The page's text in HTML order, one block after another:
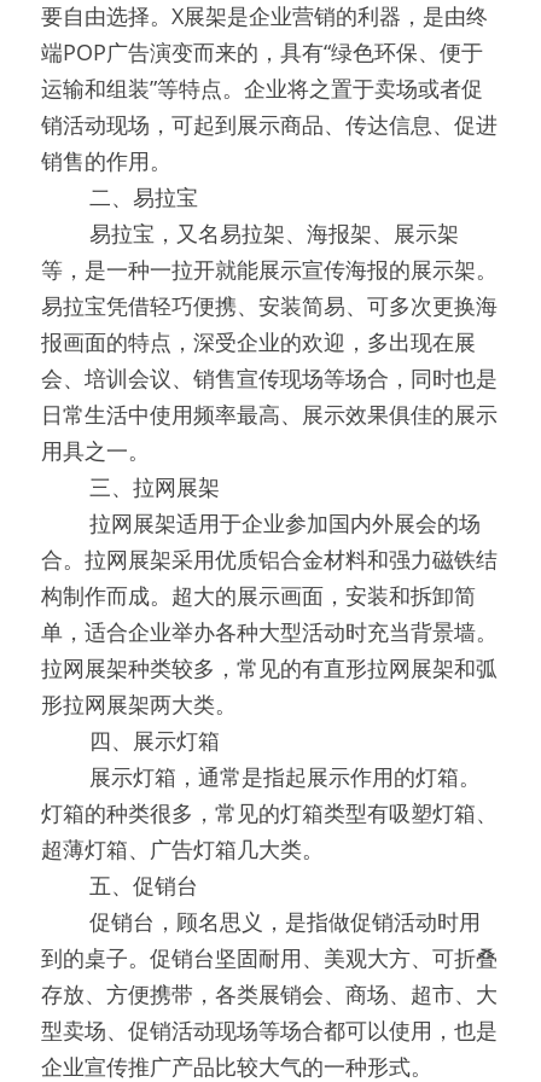
要自由选择。X展架是企业营销的利器，是由终
端POP广告演变而来的，具有“绿色环保、便于
运输和组装”等特点。企业将之置于卖场或者促
销活动现场，可起到展示商品、传达信息、促进
销售的作用。
二、易拉宝
易拉宝，又名易拉架、海报架、展示架
等，是一种一拉开就能展示宣传海报的展示架。
易拉宝凭借轻巧便携、安装简易、可多次更换海
报画面的特点，深受企业的欢迎，多出现在展
会、培训会议、销售宣传现场等场合，同时也是
日常生活中使用频率最高、展示效果俱佳的展示
用具之一。
三、拉网展架
拉网展架适用于企业参加国内外展会的场
合。拉网展架采用优质铝合金材料和强力磁铁结
构制作而成。超大的展示画面，安装和拆卸简
单，适合企业举办各种大型活动时充当背景墙。
拉网展架种类较多，常见的有直形拉网展架和弧
形拉网展架两大类。
四、展示灯箱
展示灯箱，通常是指起展示作用的灯箱。
灯箱的种类很多，常见的灯箱类型有吸塑灯箱、
超薄灯箱、广告灯箱几大类。
五、促销台
促销台，顾名思义，是指做促销活动时用
到的桌子。促销台坚固耐用、美观大方、可折叠
存放、方便携带，各类展销会、商场、超市、大
型卖场、促销活动现场等场合都可以使用，也是
企业宣传推广产品比较大气的一种形式。